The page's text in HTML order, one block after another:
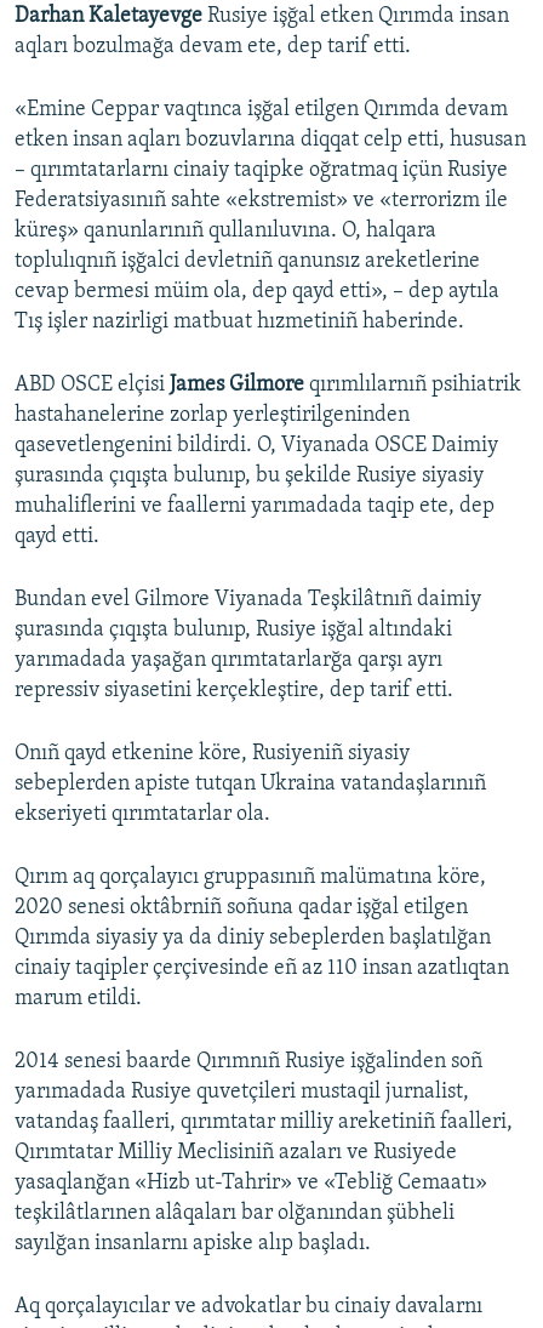
Darhan Kaletayevge Rusiye işğal etken Qırımda insan
aqları bozulmağa devam ete, dep tarif etti.
«Emine Ceppar vaqtınca işğal etilgen Qırımda devam
etken insan aqları bozuvlarına diqqat celp etti, hususan
– qırımtatarlarnı cinaiy taqipke oğratmaq içün Rusiye
Federatsiyasınıñ sahte «ekstremist» ve «terrorizm ile
küreş» qanunlarınıñ qullanıluvına. O, halqara
toplulıqnıñ işğalci devletniñ qanunsız areketlerine
cevap bermesi müim ola, dep qayd etti», – dep aytıla
Tış işler nazirligi matbuat hızmetiniñ haberinde.
ABD OSCE elçisi James Gilmore qırımlılarnıñ psihiatrik
hastahanelerine zorlap yerleştirilgeninden
qasevetlengenini bildirdi. O, Viyanada OSCE Daimiy
şurasında çıqışta bulunıp, bu şekilde Rusiye siyasiy
muhaliflerini ve faallerni yarımadada taqip ete, dep
qayd etti.
Bundan evel Gilmore Viyanada Teşkilâtnıñ daimiy
şurasında çıqışta bulunıp, Rusiye işğal altındaki
yarımadada yaşağan qırımtatarlarğa qarşı ayrı
repressiv siyasetini kerçekleştire, dep tarif etti.
Onıñ qayd etkenine köre, Rusiyeniñ siyasiy
sebeplerden apiste tutqan Ukraina vatandaşlarınıñ
ekseriyeti qırımtatarlar ola.
Qırım aq qorçalayıcı gruppasınıñ malümatına köre,
2020 senesi oktâbrniñ soñuna qadar işğal etilgen
Qırımda siyasiy ya da diniy sebeplerden başlatılğan
cinaiy taqipler çerçivesinde eñ az 110 insan azatlıqtan
marum etildi.
2014 senesi baarde Qırımnıñ Rusiye işğalinden soñ
yarımadada Rusiye quvetçileri mustaqil jurnalist,
vatandaş faalleri, qırımtatar milliy areketiniñ faalleri,
Qırımtatar Milliy Meclisiniñ azaları ve Rusiyede
yasaqlanğan «Hizb ut-Tahrir» ve «Tebliğ Cemaatı»
teşkilâtlarınen alâqaları bar olğanından şübheli
sayılğan insanlarnı apiske alıp başladı.
Aq qorçalayıcılar ve advokatlar bu cinaiy davalarnı